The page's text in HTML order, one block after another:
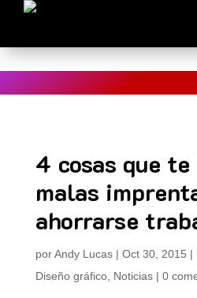
4 cosas que
malas
ahorrarse
porAndy Lucas| Oct 30, 2015 |
Diseño gráfico, Noticias| 0